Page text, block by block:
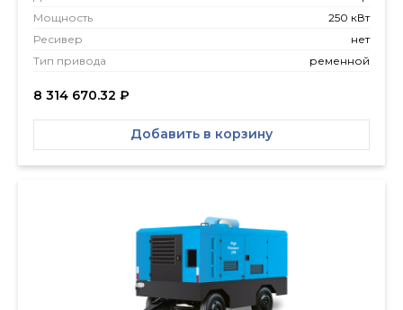
Мощность
250 кВт
Ресивер
нет
Тип привода
ременной
8 314 670.32 ₽
Добавить в корзину